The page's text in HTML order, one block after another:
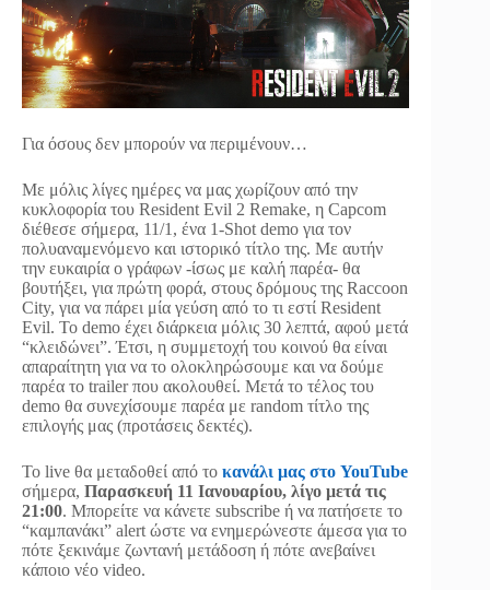
Για όσους δεν μπορούν να περιμένουν…
Με μόλις λίγες ημέρες να μας χωρίζουν από την
κυκλοφορία του Resident Evil 2 Remake, η Capcom
διέθεσε σήμερα, 11/1, ένα 1-Shot demo για τον
πολυαναμενόμενο και ιστορικό τίτλο της. Με αυτήν
την ευκαιρία ο γράφων -ίσως με καλή παρέα- θα
βουτήξει, για πρώτη φορά, στους δρόμους της Raccoon
City, για να πάρει μία γεύση από το τι εστί Resident
Evil. Το demo έχει διάρκεια μόλις 30 λεπτά, αφού μετά
“κλειδώνει”. Έτσι, η συμμετοχή του κοινού θα είναι
απαραίτητη για να το ολοκληρώσουμε και να δούμε
παρέα το trailer που ακολουθεί. Μετά το τέλος του
demo θα συνεχίσουμε παρέα με random τίτλο της
επιλογής μας (προτάσεις δεκτές).
To live θα μεταδοθεί από το κανάλι μας στο YouTube
σήμερα, Παρασκευή 11 Ιανουαρίου, λίγο μετά τις
21:00. Μπορείτε να κάνετε subscribe ή να πατήσετε το
“καμπανάκι” alert ώστε να ενημερώνεστε άμεσα για το
πότε ξεκινάμε ζωντανή μετάδοση ή πότε ανεβαίνει
κάποιο νέο video.